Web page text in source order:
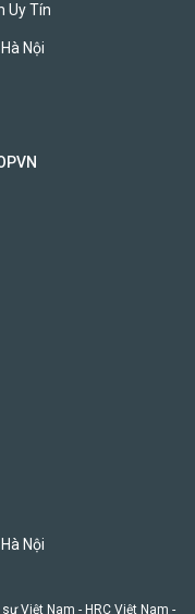
Uy Tín
Nội
Nội
Việt Nam - HRC Việt Nam -